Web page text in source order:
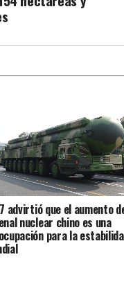
advirtió que el aumento
nuclear chino es una
para la